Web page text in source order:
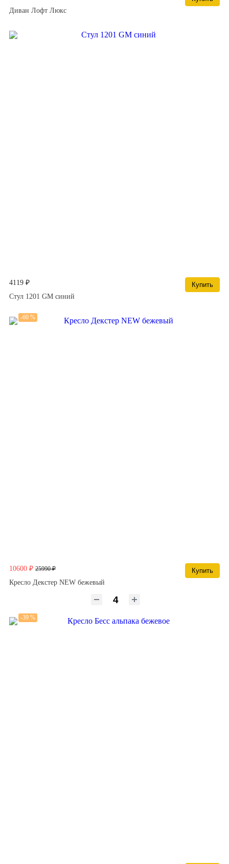
Диван Лофт Люкс
4119 ₽
Купить
Стул 1201 GM синий
10600 ₽ 25990 ₽
-60 %
Купить
Кресло Декстер NEW бежевый
-39 %